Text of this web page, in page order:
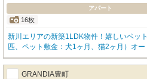
アパート
16枚
新川エリアの新築1LDK物件！嬉しいペッ
匹、ペット敷金：犬1ヶ月、猫2ヶ月）オ
室内も設備充実しています♪インターネッ
後使用可）
GRANDIA豊町